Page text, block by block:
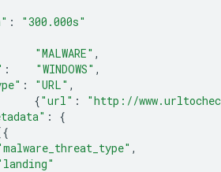
:
"300.000s"
"MALWARE" ,
: "WINDOWS" ,
: "URL" ,
{"url" :
"http://
:
{
,